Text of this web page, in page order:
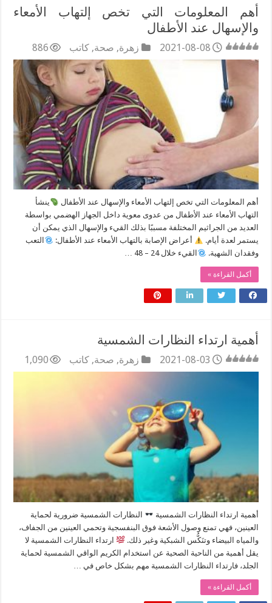
أهم المعلومات التي تخص إلتهاب الأمعاء
والإسهال عند الأطفال
2021-08-08 زهرة, صحة, كاتب 886
أهم المعلومات التي تخص إلتهاب الأمعاء والإسهال عند الأطفال
ينشأ
التهاب الأمعاء عند الأطفال من عدوى معوية داخل الجهاز الهضمي بواسطة
العديد من الجراثيم المختلفة مسببًا بذلك القيء والإسهال الذي يمكن أن
يستمر لعدة أيام.
أعراض الإصابة بالتهاب الأمعاء عند الأطفال:
التعب
وفقدان الشهية.
القيء خلال 24 – 48 …
أكمل القراءة »
أهمية ارتداء النظارات الشمسية
2021-08-03 زهرة, صحة, كاتب 1,090
أهمية ارتداء النظارات الشمسية
النظارات الشمسية ضرورية لحماية
العينين، فهي تمنع وصول الأشعة فوق البنفسجية وتحمي العينين من الجفاف،
والمياه البيضاء وتنَكُّس الشبكية وغير ذلك.
ارتداء النظارات الشمسية لا
يقل أهمية من الناحية الصحية عن استخدام الكريم الواقي الشمسية لحماية
الجلد، فارتداء النظارات الشمسية مهم بشكل خاص في …
أكمل القراءة »